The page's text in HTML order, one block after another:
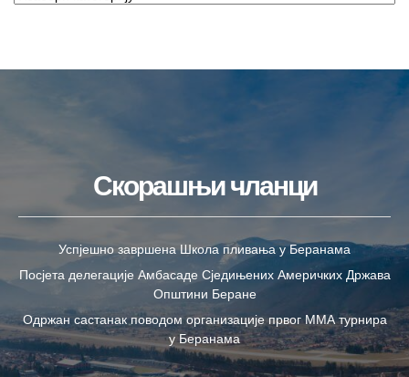
Скорашњи чланци
Успјешно завршена Школа пливања у Беранама
Посјета делегације Амбасаде Сједињених Америчких Држава
Општини Беране
Одржан састанак поводом организације првог ММА турнира
у Беранама